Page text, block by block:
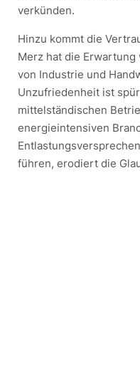
verkünden.
Hinzu kommt die
Merz hat die
von Industrie und
Unzufriedenheit ist
mittelständischen
energieintensiven
führen, erodiert die